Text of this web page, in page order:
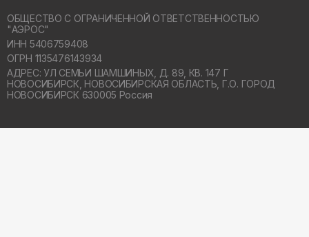
ОБЩЕСТВО С ОГРАНИЧЕННОЙ ОТВЕТСТВЕННОСТЬЮ
"АЭРОС"
ИНН 5406759408
ОГРН 1135476143934
АДРЕС: УЛ СЕМЬИ ШАМШИНЫХ, Д. 89, КВ. 147 Г
НОВОСИБИРСК, НОВОСИБИРСКАЯ ОБЛАСТЬ, Г.О. ГОРОД
НОВОСИБИРСК 630005 Россия